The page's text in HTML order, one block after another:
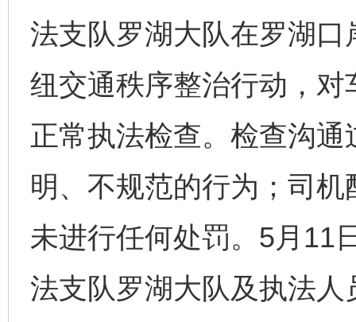
法支队罗湖大队在罗湖
纽交通秩序整治行动，
正常执法检查。检查沟
明、不规范的行为；司
未进行任何处罚。5月11
法支队罗湖大队及执法